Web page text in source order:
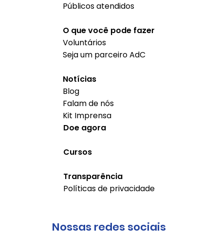
Nossas redes sociais
Públicos atendidos
O que você pode fazer
Voluntários
Seja um parceiro AdC
Notícias
Blog
Falam de nós
Kit Imprensa
Doe agora
Cursos
Transparência
Políticas de privacidade